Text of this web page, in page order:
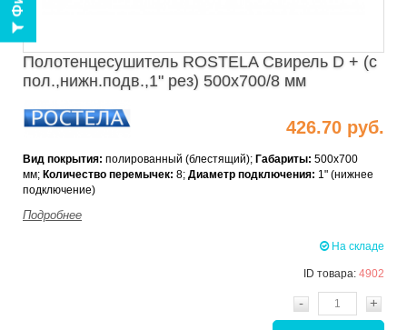
Полотенцесушитель ROSTELA Свирель D + (с
пол.,нижн.подв.,1" рез) 500x700/8 мм
426.70 руб.
Вид покрытия: полированный (блестящий); Габариты: 500x700
мм; Количество перемычек: 8; Диаметр подключения: 1" (нижнее
подключение)
Подробнее
На складе
ID товара: 4902
- +